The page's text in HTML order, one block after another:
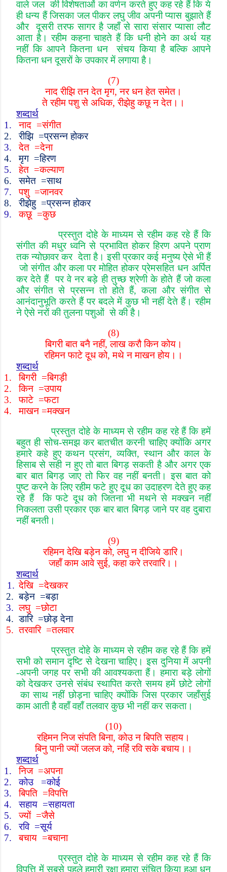
वाले जल की विशेषताओं का वर्णन करते हुए कह रहे हैं कि ये
ही धन्य हैं जिसका जल पीकर लघु जीव अपनी प्यास बुझाते हैं
और दूसरी तरफ सागर है जहाँ से सारा संसार प्यासा लौट
आता है। रहीम कहना चाहते हैं कि धनी होने का अर्थ यह
नहीं कि आपने कितना धन संचय किया है बल्कि आपने
कितना धन दूसरों के उपकार में लगाया है।
(7)
नाद रीझि तन देत मृग,नर धन हेत समेत।
ते रहीम पशु से अधिक,रीझेहु कछू न देत।।
शब्दार्थ
1.
नाद =संगीत
2.
रीझि =प्रसन्न होकर
3.
देत =देना
4.
मृग =हिरण
5.
हेत =कल्याण
6.
समेत =साथ
7.
पशु =जानवर
8.
रीझेहु =प्रसन्न होकर
9.
कछू =कुछ
प्रस्तुत दोहे के माध्यम से रहीम कह रहे हैं कि
संगीत की मधुर ध्वनि से प्रभावित होकर हिरण अपने प्राण
तक न्योछावर कर देता है। इसी प्रकार कई मनुष्य ऐसे भी हैं
जो संगीत और कला पर मोहित होकर प्रेमसहित धन अर्पित
कर देते हैं पर वे नर बड़े ही तुच्छ श्रेणी के होते हैं जो कला
और संगीत से प्रसन्न तो होते हैं,कला और संगीत से
आनंदानुभूति करते हैं पर बदले में कुछ भी नहीं देते हैं। रहीम
ने ऐसे नरों की तुलना पशुओं से की है।
(8)
बिगरी बात बनै नहीं,लाख करौ किन कोय।
रहिमन फाटे दूध को,मथे न माखन होय।।
शब्दार्थ
1.
बिगरी =बिगड़ी
2.
किन =उपाय
3.
फाटे =फटा
4.
माखन =मक्खन
प्रस्तुत दोहे के माध्यम से रहीम कह रहे हैं कि हमें
बहुत ही सोच-समझ कर बातचीत करनी चाहिए क्योंकि अगर
हमारे कहे हुए कथन प्रसंग,व्यक्ति,स्थान और काल के
हिसाब से सही न हुए तो बात बिगड़ सकती है और अगर एक
बार बात बिगड़ जाए तो फिर वह नहीं बनती। इस बात को
पुष्ट करने के लिए रहीम फटे हुए दूध का उदाहरण देते हुए कह
रहे हैं कि फटे दूध को जितना भी मथने से मक्खन नहीं
निकलता उसी प्रकार एक बार बात बिगड़ जाने पर वह दुबारा
नहीं बनती।
(9)
रहिमन देखि बड़ेन को,लघु न दीजिये डारि।
जहाँ काम आवे सुई,कहा करे तरवारि।।
शब्दार्थ
1. देखि =देखकर
2. बड़ेन =बड़ा
3. लघु =छोटा
4. डारि =छोड़ देना
5. तरवारि =तलवार
प्रस्तुत दोहे के माध्यम से रहीम कह रहे हैं कि हमें
सभी को समान दृष्टि से देखना चाहिए। इस दुनिया में अपनी
-अपनी जगह पर सभी की आवश्यकता हैं। हमारा बड़े लोगों
को देखकर उनसे संबंध स्थापित करते समय हमें छोटे लोगों
का साथ नहीं छोड़ना चाहिए क्योंकि जिस प्रकार जहाँसुई
काम आती है वहाँ वहाँ तलवार कुछ भी नहीं कर सकता।
(10)
रहिमन निज संपति बिना,कोउ न बिपति सहाय।
बिनु पानी ज्यों जलज को,नहिं रवि सके बचाय।।
शब्दार्थ
1.
निज =अपना
2.
कोउ =कोई
3.
बिपति =विपत्ति
4.
सहाय =सहायता
5.
ज्यों =जैसे
6.
रवि =सूर्य
7.
बचाय =बचाना
प्रस्तुत दोहे के माध्यम से रहीम कह रहे हैं कि
विपत्ति में सबसे पहले हमारी रक्षा हमारा संचित किया हुआ धन